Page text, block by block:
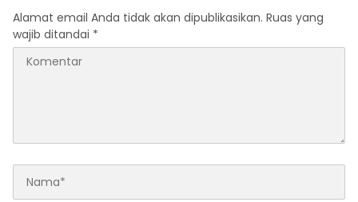
Alamat email Anda tidak akan dipublikasikan. Ruas yang
wajib ditandai *